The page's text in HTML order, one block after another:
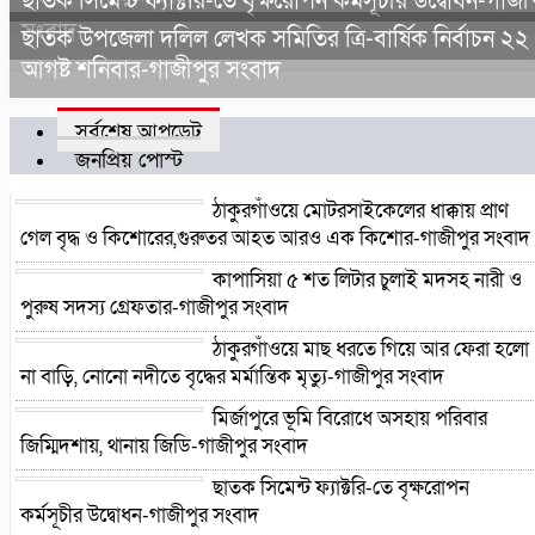
সংবাদ
ছাতক উপজেলা দলিল লেখক সমিতির ত্রি-বার্ষিক নির্বাচন ২২
আগষ্ট শনিবার-গাজীপুর সংবাদ
সর্বশেষ আপডেট
জনপ্রিয় পোস্ট
ঠাকুরগাঁওয়ে মোটরসাইকেলের ধাক্কায় প্রাণ
গেল বৃদ্ধ ও কিশোরের,গুরুতর আহত আরও এক কিশোর-গাজীপুর সংবাদ
কাপাসিয়া ৫ শত লিটার চুলাই মদসহ নারী ও
পুরুষ সদস্য গ্রেফতার-গাজীপুর সংবাদ
ঠাকুরগাঁওয়ে মাছ ধরতে গিয়ে আর ফেরা হলো
না বাড়ি, নোনো নদীতে বৃদ্ধের মর্মান্তিক মৃত্যু-গাজীপুর সংবাদ
মির্জাপুরে ভূমি বিরোধে অসহায় পরিবার
জিম্মিদশায়, থানায় জিডি-গাজীপুর সংবাদ
ছাতক সিমেন্ট ফ্যাক্টরি-তে বৃক্ষরোপন
কর্মসূচীর উদ্বোধন-গাজীপুর সংবাদ